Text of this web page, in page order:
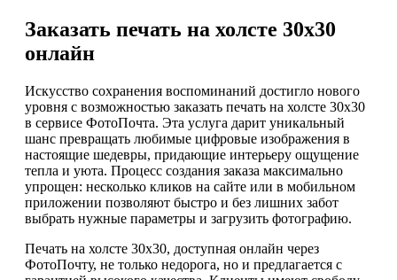
Заказать печать на холсте 30х30
онлайн
Искусство сохранения воспоминаний достигло нового
уровня с возможностью заказать печать на холсте 30х30
в сервисе ФотоПочта. Эта услуга дарит уникальный
шанс превращать любимые цифровые изображения в
настоящие шедевры, придающие интерьеру ощущение
тепла и уюта. Процесс создания заказа максимально
упрощен: несколько кликов на сайте или в мобильном
приложении позволяют быстро и без лишних забот
выбрать нужные параметры и загрузить фотографию.
Печать на холсте 30х30, доступная онлайн через
ФотоПочту, не только недорога, но и предлагается с